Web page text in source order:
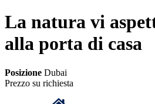
La natura vi
alla porta di casa
Posizione Dubai
Prezzo su richiesta